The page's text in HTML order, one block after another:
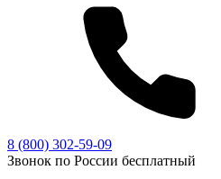
8 (800) 302-59-09
Звонок по России бесплатный